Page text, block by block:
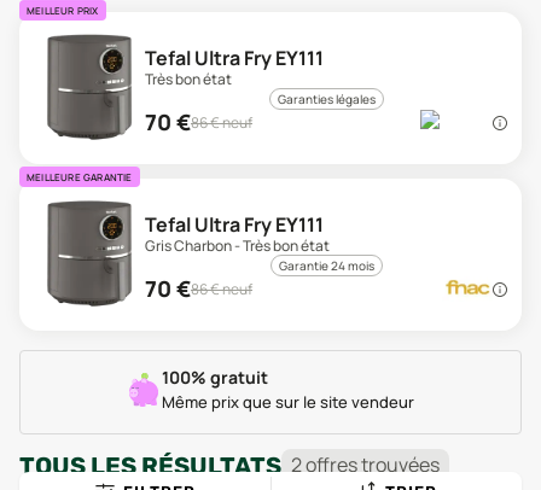
MEILLEUR PRIX
Tefal Ultra Fry EY111
Très bon état
Garanties légales
70 €86€ neuf
MEILLEURE GARANTIE
Tefal Ultra Fry EY111
Gris Charbon - Très bon état
Garantie 24 mois
70 €86€ neuf
100% gratuit
Même prix que sur le site vendeur
TOUS LES RÉSULTATS 2offrestrouvées